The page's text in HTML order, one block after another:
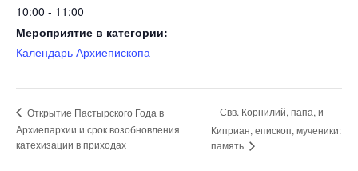
10:00 - 11:00
Мероприятие в категории:
Календарь Архиепископа
Открытие Пастырского Года в
Архиепархии и срок возобновления
катехизации в приходах
Свв. Корнилий, папа, и
Киприан, епископ, мученики:
память